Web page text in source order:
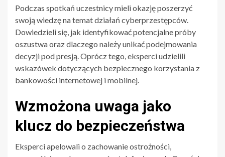
Podczas spotkań uczestnicy mieli okazję poszerzyć
swoją wiedzę na temat działań cyberprzestępców.
Dowiedzieli się, jak identyfikować potencjalne próby
oszustwa oraz dlaczego należy unikać podejmowania
decyzji pod presją. Oprócz tego, eksperci udzielili
wskazówek dotyczących bezpiecznego korzystania z
bankowości internetowej i mobilnej.
Wzmożona uwaga jako
klucz do bezpieczeństwa
Eksperci apelowali o zachowanie ostrożności,